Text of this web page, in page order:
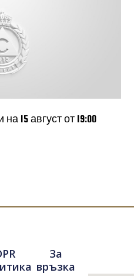
15 август от 19:00
За
връзка